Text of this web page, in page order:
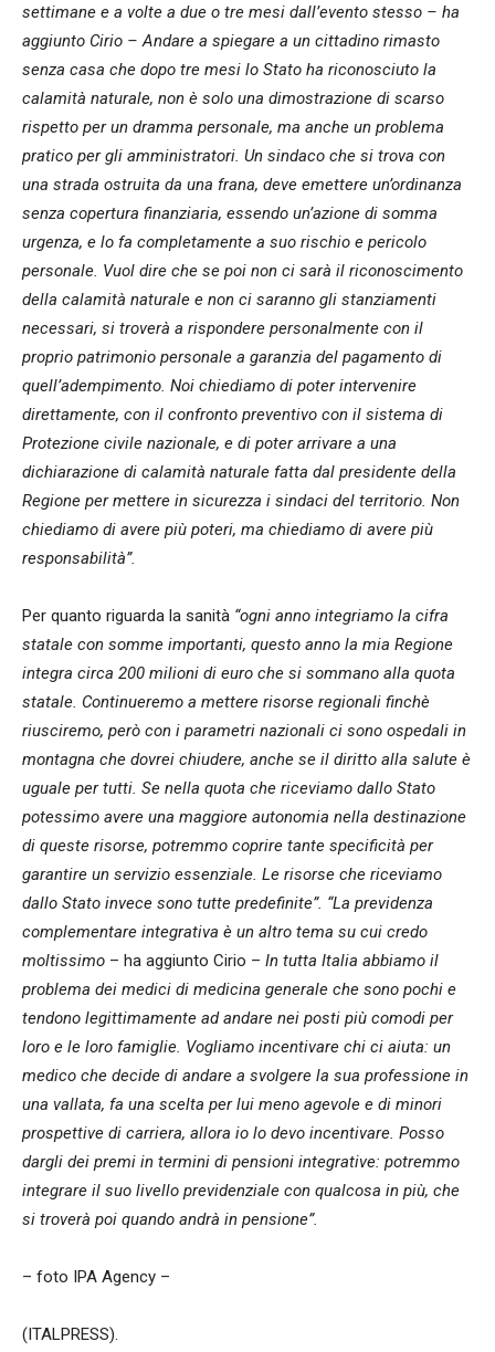
settimane e a volte a due o tre mesi dall’evento stesso – ha
aggiunto Cirio – Andare a spiegare a un cittadino rimasto
senza casa che dopo tre mesi lo Stato ha riconosciuto la
calamità naturale, non è solo una dimostrazione di scarso
rispetto per un dramma personale, ma anche un problema
pratico per gli amministratori. Un sindaco che si trova con
una strada ostruita da una frana, deve emettere un’ordinanza
senza copertura finanziaria, essendo un’azione di somma
urgenza, e lo fa completamente a suo rischio e pericolo
personale. Vuol dire che se poi non ci sarà il riconoscimento
della calamità naturale e non ci saranno gli stanziamenti
necessari, si troverà a rispondere personalmente con il
proprio patrimonio personale a garanzia del pagamento di
quell’adempimento. Noi chiediamo di poter intervenire
direttamente, con il confronto preventivo con il sistema di
Protezione civile nazionale, e di poter arrivare a una
dichiarazione di calamità naturale fatta dal presidente della
Regione per mettere in sicurezza i sindaci del territorio. Non
chiediamo di avere più poteri, ma chiediamo di avere più
responsabilità”.
Per quanto riguarda la sanità “ogni anno integriamo la cifra
statale con somme importanti, questo anno la mia Regione
integra circa 200 milioni di euro che si sommano alla quota
statale. Continueremo a mettere risorse regionali finchè
riusciremo, però con i parametri nazionali ci sono ospedali in
montagna che dovrei chiudere, anche se il diritto alla salute è
uguale per tutti. Se nella quota che riceviamo dallo Stato
potessimo avere una maggiore autonomia nella destinazione
di queste risorse, potremmo coprire tante specificità per
garantire un servizio essenziale. Le risorse che riceviamo
dallo Stato invece sono tutte predefinite”. “La previdenza
complementare integrativa è un altro tema su cui credo
moltissimo – ha aggiunto Cirio – In tutta Italia abbiamo il
problema dei medici di medicina generale che sono pochi e
tendono legittimamente ad andare nei posti più comodi per
loro e le loro famiglie. Vogliamo incentivare chi ci aiuta: un
medico che decide di andare a svolgere la sua professione in
una vallata, fa una scelta per lui meno agevole e di minori
prospettive di carriera, allora io lo devo incentivare. Posso
dargli dei premi in termini di pensioni integrative: potremmo
integrare il suo livello previdenziale con qualcosa in più, che
si troverà poi quando andrà in pensione”.
– foto IPA Agency –
(ITALPRESS).